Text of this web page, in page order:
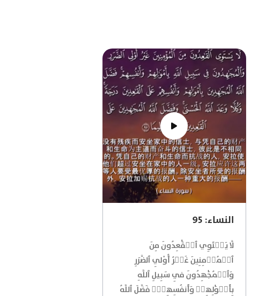
النساء: 95
لَّا يَسۡتَوِي ٱلۡقَٰعِدُونَ مِنَ
ٱلۡمُؤۡمِنِينَ غَيۡرُ أُوْلِي ٱلضَّرَرِ
وَٱلۡمُجَٰهِدُونَ فِي سَبِيلِ ٱللَّهِ
بِأَمۡوَٰلِهِمۡ وَأَنفُسِهِمۡۚ فَضَّلَ ٱللَّهُ